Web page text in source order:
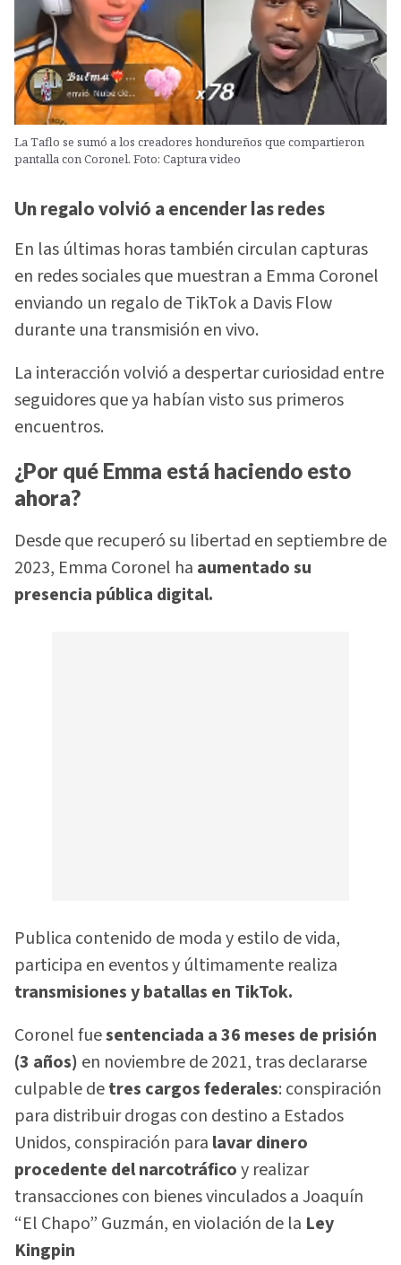
La Taflo se sumó a los creadores hondureños que compartieron
pantalla con Coronel. Foto: Captura video
Un regalo volvió a encender las redes
En las últimas horas también circulan capturas
en redes sociales que muestran a Emma Coronel
enviando un regalo de TikTok a Davis Flow
durante una transmisión en vivo.
La interacción volvió a despertar curiosidad entre
seguidores que ya habían visto sus primeros
encuentros.
¿Por qué Emma está haciendo esto
ahora?
Desde que recuperó su libertad en septiembre de
2023, Emma Coronel ha aumentado su
presencia pública digital.
Publica contenido de moda y estilo de vida,
participa en eventos y últimamente realiza
transmisiones y batallas en TikTok.
Coronel fuesentenciada a 36 meses de prisión
(3 años) en noviembre de 2021, tras declararse
culpable detres cargos federales: conspiración
para distribuir drogas con destino a Estados
Unidos, conspiración para lavar dinero
procedente del narcotráficoy realizar
transacciones con bienes vinculados a Joaquín
“El Chapo” Guzmán, en violación de la Ley
Kingpin